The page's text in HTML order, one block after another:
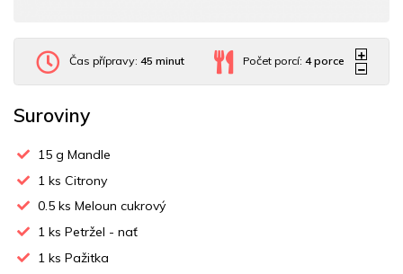
Čas přípravy:45 minut Počet porcí:4 porce
Suroviny
15 g Mandle
1 ks Citrony
0.5 ks Meloun cukrový
1 ks Petržel - nať
1 ks Pažitka